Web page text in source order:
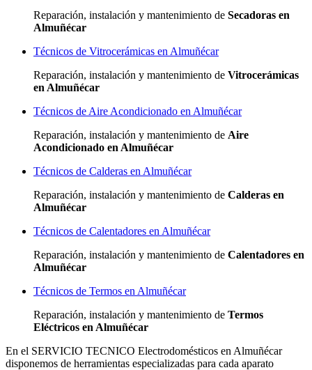
Reparación, instalación y mantenimiento de Secadoras en
Almuñécar
Técnicos de Vitrocerámicas en Almuñécar
Reparación, instalación y mantenimiento de Vitrocerámicas
en Almuñécar
Técnicos de Aire Acondicionado en Almuñécar
Reparación, instalación y mantenimiento de Aire
Acondicionado en Almuñécar
Técnicos de Calderas en Almuñécar
Reparación, instalación y mantenimiento de Calderas en
Almuñécar
Técnicos de Calentadores en Almuñécar
Reparación, instalación y mantenimiento de Calentadores en
Almuñécar
Técnicos de Termos en Almuñécar
Reparación, instalación y mantenimiento de Termos
Eléctricos en Almuñécar
En el SERVICIO TECNICO Electrodomésticos en Almuñécar
disponemos de herramientas especializadas para cada aparato